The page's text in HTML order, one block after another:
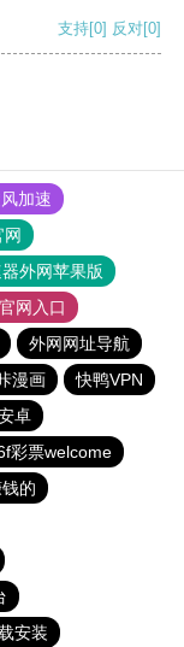
支持[0] 反对[0]
加速
网
外网苹果版
网入口
外网网址导航
漫画
快鸭VPN
卓
彩票welcome
的
安装